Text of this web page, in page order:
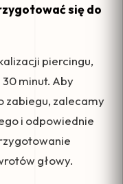
się do
piercingu,
minut. Aby
zabiegu, zalecamy
i odpowiednie
głowy.